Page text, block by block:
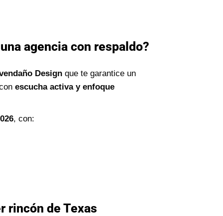
agencia con respaldo?
Design que te garantice un
escucha activa y enfoque
, con:
rincón de Texas